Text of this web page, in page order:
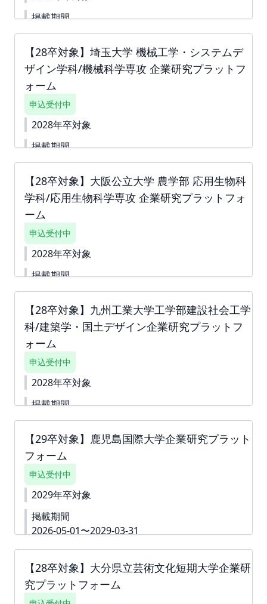
掲載期間
2026-05-16〜2028-03-31
詳細資料https://second-
campus.net/upload/freepage/69e0ba36bf0fc.pdf
下書き機能はございません。 「回答内容を学生に公
開しない」というチェック付きの質問は 「ダミー」
や「000」などをご入力いただき、 「回答内容を学
生に公開しない」というチェックボックスへチェッ
クをしてお申込みを進めていただくことも可能で
求書は掲載が確定した月末に発行いたします。 ツ
お支払い締切は翌月末でございます。
【28卒対象】埼玉大学 機械工学・システムデ
ザイン学科/機械科学専攻 企業研究プラットフ
ォーム
申込受付中
2028年卒対象
掲載期間
2026-04-30〜2028-03-31
下書き機能はございません。 すぐに入力できない内
容がある場合は、「ダミー」や「000」などをご入力
して進んでください。 ※掲載確定後も何度でも編集
可能です。 ▼詳細資料
campus.net/upload/freepage/69e06d166bae0.pdf
※ご請求書は掲載が確定した月末に発行いたします。
【28卒対象】大阪公立大学 農学部 応用生物科
学科/応用生物科学専攻 企業研究プラットフォ
ーム
申込受付中
2028年卒対象
掲載期間
2026-04-30〜2028-03-31
大阪公立大学 農学部 応用生物科学科/応用生物科学
専攻 企業研究プラットフォームは、本学部学生の採
用を希望いただける企業様の情報を学生へ届けるこ
とを目的としたサイトです。本プラットフォームへ
掲載いただく企業様の情報を定期的に学生へ発信、
特集を更新することで、学生の選択肢を広げると同
時に、貴社へ興味関心をもつ機会を提供することを
campus.net/upload/freepage/69df1ae9b0b7a.pdf
すぐに入力できない内容がある場合は、「ダミー」
や「000」などをご入力して進んでください。 ※掲
載確定後も何度でも編集可能です。
【28卒対象】九州工業大学工学部建設社会工学
科/建築学・国土デザイン企業研究プラットフ
ォーム
申込受付中
2028年卒対象
掲載期間
2026-09-01〜2028-03-31
詳細資料https://second-
campus.net/upload/freepage/69dededaed6c8.pdf
下書き機能はございません。 「回答内容を学生に公
開しない」というチェック付きの質問は 「ダミー」
や「000」などをご入力いただき、 「回答内容を学生
に公開しない」というチェックボックスへチェックを
してお申込みを進めていただくことも可能です。 ※
掲載確定後も何度でも編集可能です。 ※ご請求書は
掲載が確定した月末に発行いたします。 ツナガリ
締切は翌月末でございます。
【29卒対象】鹿児島国際大学企業研究プラット
フォーム
申込受付中
2029年卒対象
掲載期間
2026-05-01〜2029-03-31
下書き機能はございません。 すぐに入力できない内
容がある場合は、「ダミー」や「000」などをご入力
して進んでください。 ※掲載確定後も何度でも編集
可能です。 詳細資料https://second-
campus.net/upload/freepage/69d83940b6d1b.pdf
【28卒対象】大分県立芸術文化短期大学企業研
究プラットフォーム